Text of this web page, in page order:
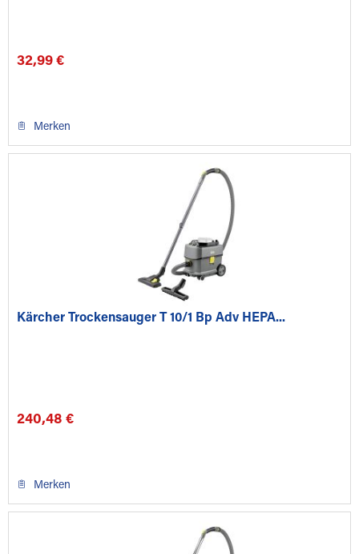
32,99 €
Merken
Kärcher Trockensauger T 10/1 Bp Adv HEPA...
240,48 €
Merken